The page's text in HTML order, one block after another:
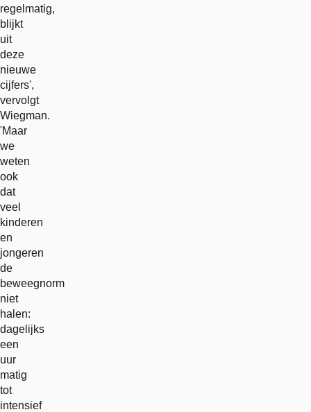
regelmatig,
blijkt
uit
deze
nieuwe
cijfers',
vervolgt
Wiegman.
'Maar
we
weten
ook
dat
veel
kinderen
en
jongeren
de
beweegnorm
niet
halen:
dagelijks
een
uur
matig
tot
intensief